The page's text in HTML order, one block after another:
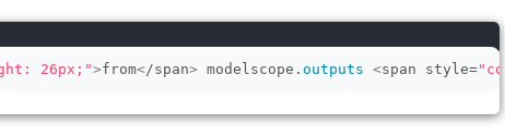
26px;">from</span> modelscope. outputs <span style=